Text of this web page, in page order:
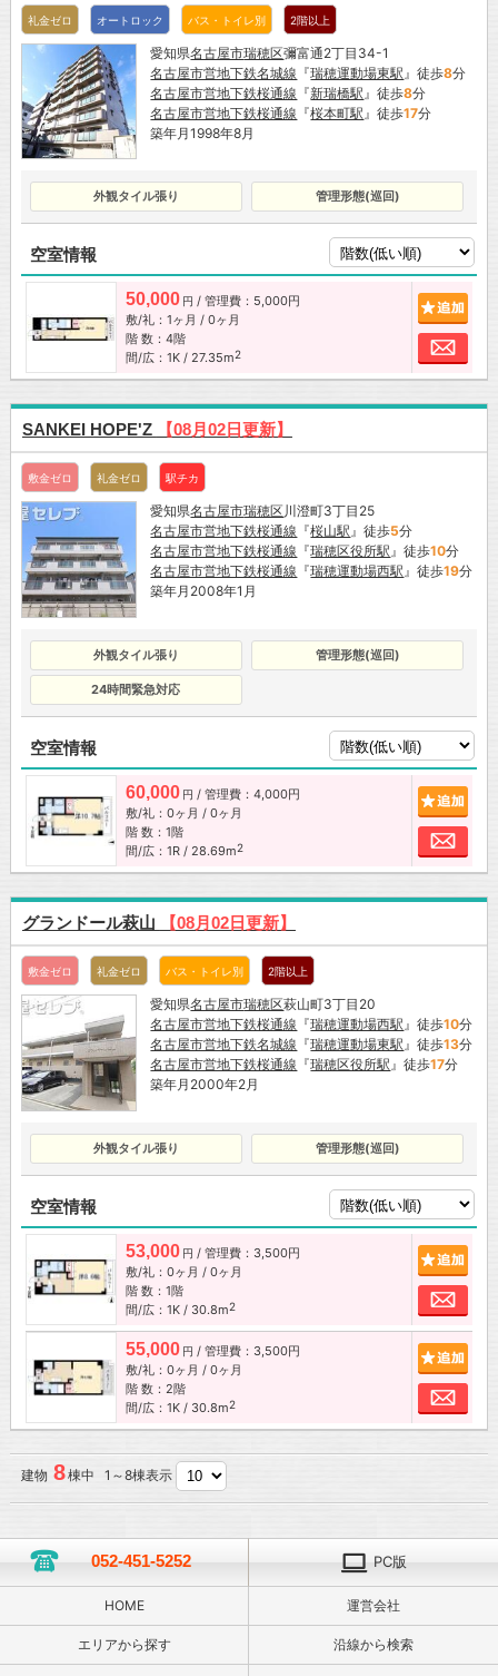
礼金ゼロ オートロック バス・トイレ別 2階以上
愛知県名古屋市瑞穂区彌富通2丁目34-1
名古屋市営地下鉄名城線 『瑞穂運動場東駅 』徒歩8分
名古屋市営地下鉄桜通線 『新瑞橋駅 』徒歩8分
名古屋市営地下鉄桜通線 『桜本町駅 』徒歩17分
築年月1998年8月
外観タイル張り 管理形態(巡回)
空室情報
50,000 円 / 管理費：5,000円
敷/礼：1ヶ月 / 0ヶ月
階 数：4階
間/広：1K / 27.35m2
お
SANKEI HOPE'Z 【08月02日更新】
敷金ゼロ 礼金ゼロ 駅チカ
愛知県名古屋市瑞穂区川澄町3丁目25
名古屋市営地下鉄桜通線 『桜山駅』徒歩5分
名古屋市営地下鉄桜通線 『瑞穂区役所駅』徒歩10分
名古屋市営地下鉄桜通線 『瑞穂運動場西駅』徒歩19分
築年月2008年1月
外観タイル張り 管理形態(巡回)
24時間緊急対応
空室情報
60,000 円 / 管理費：4,000円
敷/礼：0ヶ月 / 0ヶ月
階 数：1階
間/広：1R / 28.69m2
お
グランドール萩山 【08月02日更新】
敷金ゼロ 礼金ゼロ バス・トイレ別 2階以上
愛知県名古屋市瑞穂区萩山町3丁目20
名古屋市営地下鉄桜通線 『瑞穂運動場西駅』徒歩10分
名古屋市営地下鉄名城線 『瑞穂運動場東駅』徒歩13分
名古屋市営地下鉄桜通線 『瑞穂区役所駅』徒歩17分
築年月2000年2月
外観タイル張り 管理形態(巡回)
空室情報
53,000 円 / 管理費：3,500円
敷/礼：0ヶ月 / 0ヶ月
階 数：1階
間/広：1K / 30.8m2
お
55,000 円 / 管理費：3,500円
敷/礼：0ヶ月 / 0ヶ月
階 数：2階
間/広：1K / 30.8m2
お
建物 8棟中 1～8棟表示
052-451-5252 PC版
HOME 運営会社
エリアから探す 沿線から検索